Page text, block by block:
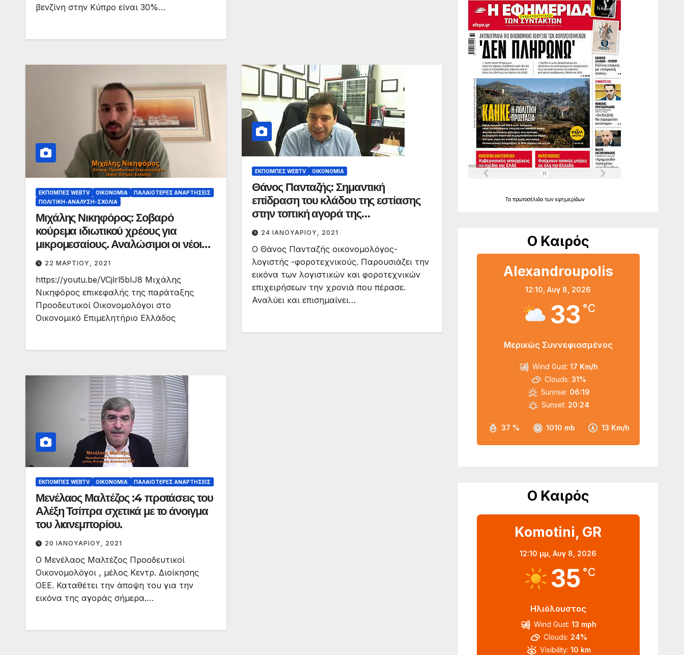
βενζίνη στην Κύπρο είναι 30%…
ΕΚΠΟΜΠΈΣ WEBTV ΟΙΚΟΝΟΜΊΑ
ΠΑΛΑΙΟΤΕΡΕΣ ΑΝΑΡΤΗΣΕΙΣ
ΠΟΛΙΤΙΚΉ-ΑΝΆΛΥΣΗ-ΣΧΌΛΙΑ
Μιχάλης Νικηφόρος: Σοβαρό
κούρεμα ιδιωτικού χρέους για
μικρομεσαίους. Αναλώσιμοι οι νέοι
επιστήμονες
22 ΜΑΡΤΊΟΥ, 2021
https://youtu.be/VCjlrl5bIJ8 Μιχάλης
Νικηφόρος επικεφαλής της παράταξης
Προοδευτικοί Οικονομολόγοι στο
Οικονομικό Επιμελητήριο Ελλάδος
ΕΚΠΟΜΠΈΣ WEBTV ΟΙΚΟΝΟΜΊΑ
Θάνος Πανταζής: Σημαντική
επίδραση του κλάδου της εστίασης
στην τοπική αγορά της
Αλεξανδρούπολης
24 ΙΑΝΟΥΑΡΊΟΥ, 2021
Ο Θάνος Πανταζής οικονομολόγος-
λογιστής -φοροτεχνικούς. Παρουσιάζει την
εικόνα των λογιστικών και φοροτεχνικών
επιχειρήσεων την χρονιά που πέρασε.
Αναλύει και επισημαίνει…
ΕΚΠΟΜΠΈΣ WEBTV ΟΙΚΟΝΟΜΊΑ ΠΑΛΑΙΟΤΕΡΕΣ ΑΝΑΡΤΗΣΕΙΣ
Μενέλαος Μαλτέζος :4 προτάσεις του
Αλέξη Τσίπρα σχετικά με το άνοιγμα
του λιανεμπορίου.
20 ΙΑΝΟΥΑΡΊΟΥ, 2021
Ο Μενέλαος Μαλτέζος Προοδευτικοί
Οικονομολόγοι , μέλος Κεντρ. Διοίκησης
ΟΕΕ. Καταθέτει την άποψη του για την
εικόνα της αγοράς σήμερα.…
Τα πρωτοσέλιδα των εφημερίδων
Ο Καιρός
Alexandroupolis
12:10,Αυγ 8, 2026
33 °C
Μερικώς Συννεφιασμένος
37 % 1010 mb 13 Km/h
Wind Gust: 17 Km/h
Clouds: 31%
Sunrise: 06:19
Sunset: 20:24
Ο Καιρός
Komotini, GR
12:10 μμ,Αυγ 8, 2026
35 °C
Ηλιόλουστος
Wind Gust: 13 mph
Clouds: 24%
Visibility: 10 km